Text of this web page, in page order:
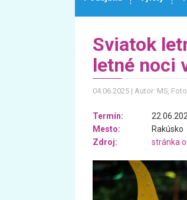
Sviatok
letné noci
04.06.2025 Autor: MS,
Termín:
Mesto:
Rakúsko
Zdroj:
stránka